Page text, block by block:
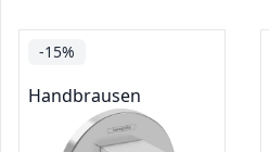
-15%
Handbrausen